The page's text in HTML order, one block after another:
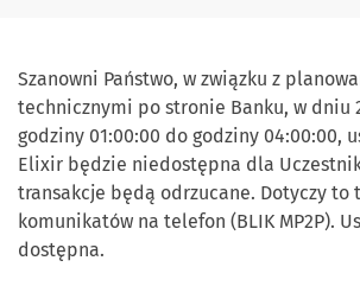
Szanowni Państwo, w związku z
technicznymi po stronie Banku, w dniu
godziny 01:00:00 do godziny 04:00:00,
Elixir będzie niedostępna dla
transakcje będą odrzucane. Dotyczy to
komunikatów na telefon (BLIK MP2P).
dostępna.